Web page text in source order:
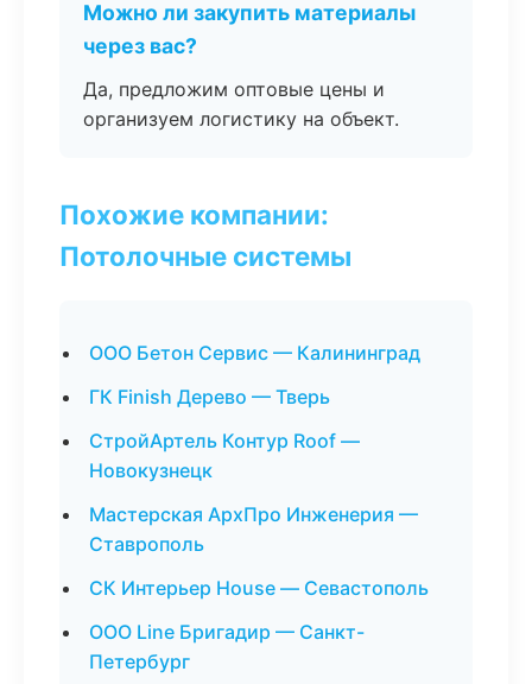
Можно ли закупить материалы
через вас?
Да, предложим оптовые цены и
организуем логистику на объект.
Похожие компании:
Потолочные системы
ООО Бетон Сервис — Калининград
ГК Finish Дерево — Тверь
СтройАртель Контур Roof —
Новокузнецк
Мастерская АрхПро Инженерия —
Ставрополь
СК Интерьер House — Севастополь
ООО Line Бригадир — Санкт-
Петербург